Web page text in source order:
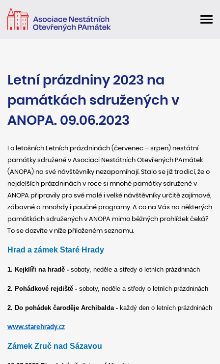
Letní prázdniny 2023 na
památkách sdružených v
ANOPA. 09.06.2023
I o letošních Letních prázdninách (červenec – srpen) nestátní
památky sdružené v Asociaci Nestátních Otevřených PAmátek
(ANOPA) na své návštěvníky nezapomínají. Stalo se již tradicí, že o
nejdelších prázdninách v roce si mnohé památky sdružené v
ANOPA připravily pro své malé i velké návštěvníky určitě zajímavé,
zábavné a mnohdy i poučné programy. A co na Vás na některých
památkách sdružených v ANOPA mimo běžných prohlídek čeká?
To se dozvíte v níže přiloženém seznamu.
Hrad a zámek Staré Hrady
1. Kejklíři na hradě - soboty, neděle a středy o letních prázdninách
2. Pohádkové rejdiště - soboty, neděle a středy o letních prázdninách
2. Do pohádek čaroděje Archibalda - každý den o letních prázdninách
www.starehrady.cz
Zámek Zruč nad Sázavou